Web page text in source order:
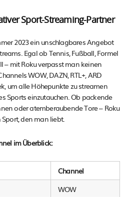
Sport-Streaming-Partner
2023 ein unschlagbares Angebot
Egal ob Tennis, Fußball, Formel
– mit Roku verpasst man keinen
WOW, DAZN, RTL+, ARD
um alle Höhepunkte zu streamen
Sports einzutauchen. Ob packende
oder atemberaubende Tore – Roku
den man liebt.
im Überblick:
Channel
WOW